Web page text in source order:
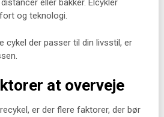
og teknologi.
cykel der passer til din livsstil, er
at overveje
er der flere faktorer, der bør